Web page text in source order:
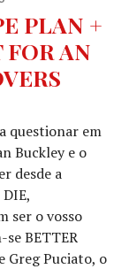
PLAN +
AN
questionar em
Buckley e o
desde a
ser o vosso
BETTER
Greg Puciato, o